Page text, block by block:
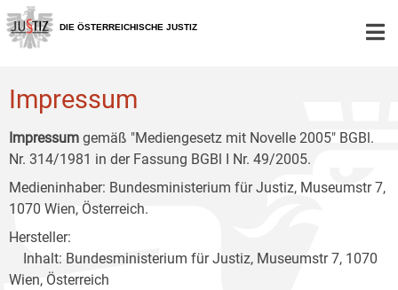
Zur
Hauptnavigation
[1]
Zum
Inhalt
[2]
Zum
Untermenü
[3]
DIE ÖSTERREICHISCHE JUSTIZ
Impressum
Impressum gemäß "Mediengesetz mit Novelle 2005" BGBl.
Nr. 314/1981 in der Fassung BGBl I Nr. 49/2005.
Medieninhaber: Bundesministerium für Justiz, Museumstr 7,
1070 Wien, Österreich.
Hersteller:
Inhalt: Bundesministerium für Justiz, Museumstr 7, 1070
Wien, Österreich